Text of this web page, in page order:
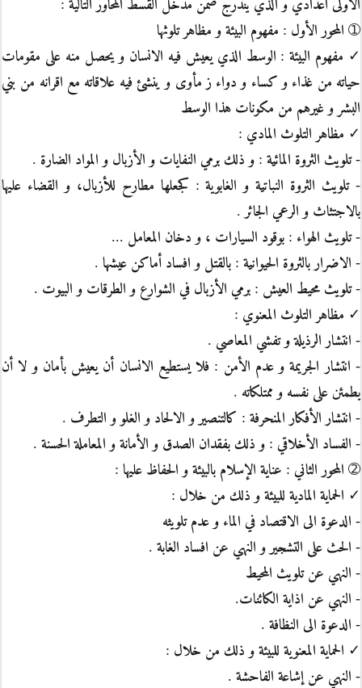
الأولى اعدادي و الذي يندرج ضمن مدخل القسط المحاور التالية :
➀ المحور الأول : مفهوم البيئة و مظاهر تلوثها
✓ مفهوم البيئة : الوسط الذي يعيش فيه الانسان و يحصل منه على مقومات
حياته من غذاء و كساء و دواء ز مأوى و ينشئ فيه علاقاته مع اقرانه من بني
البشر و غيرهم من مكونات هذا الوسط
✓ مظاهر التلوث المادي :
- تلويث الثروة المائية : و ذلك برمي النفايات و الأزبال و المواد الضارة .
- تلويث الثروة النباتية و الغابوية : كجعلها مطارح للأزبال، و القضاء عليها
بالاجتثاث و الرعي الجائر .
- تلويث الهواء : بوقود السيارات ، و دخان المعامل ...
- الاضرار بالثروة الحيوانية : بالقتل و افساد أماكن عيشها .
- تلويث محيط العيش : برمي الأزبال في الشوارع و الطرقات و البيوت .
✓ مظاهر التلوث المعنوي :
- انتشار الرذيلة و تفشي المعاصي .
- انتشار الجريمة و عدم الأمن : فلا يستطيع الانسان أن يعيش بأمان و لا أن
يطمئن على نفسه و ممتلكاته .
- انتشار الأفكار المنحرفة : كالتنصير و الالحاد و الغلو و التطرف .
- الفساد الأخلاقي : و ذلك بفقدان الصدق و الأمانة و المعاملة الحسنة .
➁ المحور الثاني : عناية الإسلام بالبيئة و الحفاظ عليها :
✓ الحماية المادية للبيئة و ذلك من خلال :
- الدعوة الى الاقتصاد في الماء و عدم تلويثه
- الحث على التشجير و النهي عن افساد الغابة .
- النهي عن تلويث المحيط
- النهي عن اذاية الكائنات.
- الدعوة الى النظافة .
✓ الحماية المعنوية للبيئة و ذلك من خلال :
- النهي عن إشاعة الفاحشة .